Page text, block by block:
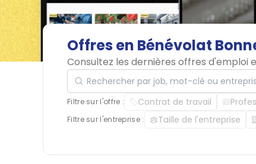
Offres en Bénévolat
Consultez les dernières offres d'emploi
Rechercher par job, mot-clé ou entreprise
Filtre sur l'offre : Contrat de travail
Filtre sur l'entreprise : Taille de l'entreprise